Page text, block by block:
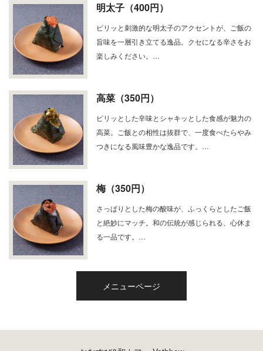
明太子（400円）
ピリッと刺激的な明太子のアクセントが、ご飯の
旨味を一層引き立てる逸品。クセになる辛さをお
楽しみください。…
高菜（350円）
ピリッとした辛味とシャキッとした食感が魅力の
高菜。ご飯との相性は抜群で、一度食べたらやみ
つきになる風味豊かな逸品です。…
梅（350円）
さっぱりとした梅の酸味が、ふっくらとしたご飯
と絶妙にマッチ。和の伝統が感じられる、心休ま
る一品です。…
メニューページ